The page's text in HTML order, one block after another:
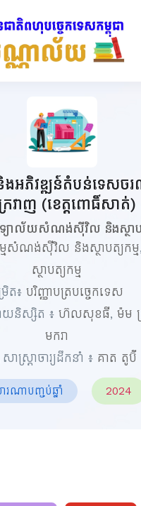
ងអភិវឌ្ឍន៍តំបន់ទេសចរ
ក្រវាញ (ខេត្តពោធិ៍សាត់)
យាល័យសំណង់ស៊ីវិល និងស្ថាប
មសំណង់ស៊ីវិល និងស្ថាបត្យកម្ម
ស្ថាបត្យកម្ម
រិត៖ បរិញ្ញាបត្របច្ចេកទេស
យនិស្សិត ៖ ហ៊លសុខធី, ម៉ម
មករា
សាស្ត្រាចារ្យដឹកនាំ ៖ គាត​ តូប៊ី
រណាបញ្ចប់ឆ្នាំ 2024